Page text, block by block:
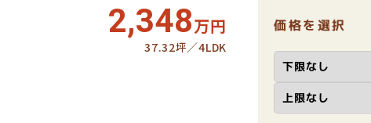
2,348万円
37.32坪 4LDK
価格を選択